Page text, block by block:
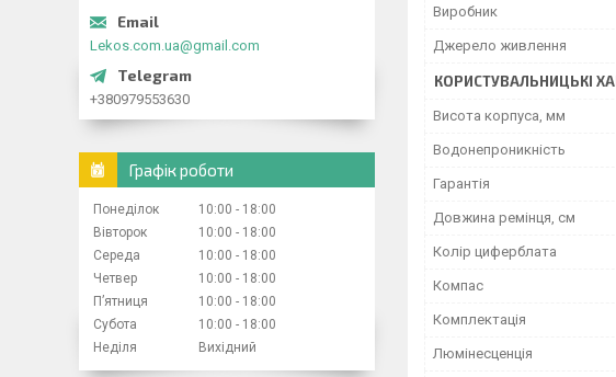
Виробник
Джерело живлення
КОРИСТУВАЛЬНИЦЬКІ
Висота корпуса, мм
Водонепроникність
Гарантія
Довжина ремінця, см
Колір циферблата
Компас
Комплектація
Люмінесценція
Lekos.com.ua@gmail.com
+380979553630
Графік роботи
Понеділок 10:00
18:00
Вівторок
10:00
18:00
Середа
10:00
18:00
Четвер
10:00
18:00
Пʼятниця
10:00
18:00
Субота
10:00
18:00
Неділя
Вихідний